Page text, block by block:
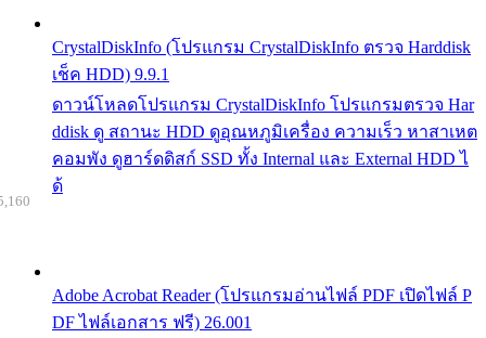
CrystalDiskInfo (โปรแกรม CrystalDiskInfo ตรวจ Harddisk
เช็ค HDD) 9.9.1
ดาวน์โหลดโปรแกรม CrystalDiskInfo โปรแกรมตรวจ Har
ddisk ดู สถานะ HDD ดูอุณหภูมิเครื่อง ความเร็ว หาสาเหต
คอมพัง ดูฮาร์ดดิสก์ SSD ทั้ง Internal และ External HDD ไ
ด้
Adobe Acrobat Reader (โปรแกรมอ่านไฟล์ PDF เปิดไฟล์ P
DF ไฟล์เอกสาร ฟรี) 26.001